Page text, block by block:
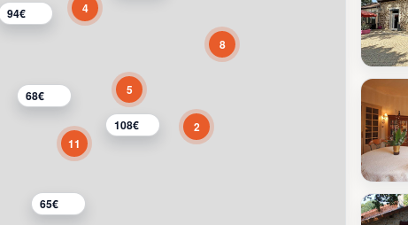
2
8
65€
68€
108€
11
94€
4
5